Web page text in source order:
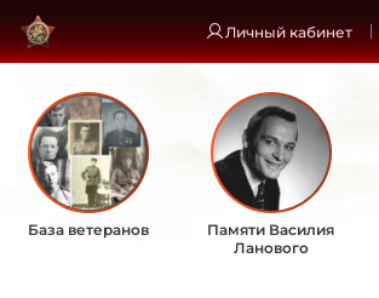
Личный кабинет
База ветеранов
Памяти Василия
Ланового